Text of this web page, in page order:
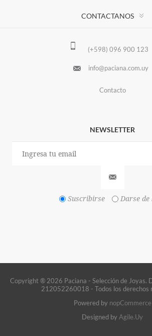
CONTACTANOS
(+598) 096 900 123
info@paciana.com.uy
Contacto
NEWSLETTER
Suscribirse Darse de
Copyright ® 2026 Paciana - Selección de Joyas.
212052260018 - Todos los derechos
Powered by nopCommerce
Designed byAgile.Uy